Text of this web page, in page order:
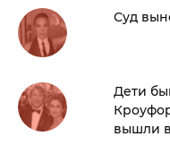
Суд
Дети
вышли